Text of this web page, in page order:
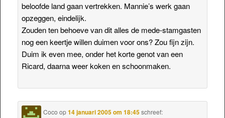
beloofde land gaan vertrekken. Mannie’s werk gaan
opzeggen, eindelijk.
Zouden ten behoeve van dit alles de mede-stamgasten
nog een keertje willen duimen voor ons? Zou fijn zijn.
Duim ik even mee, onder het korte genot van een
Ricard, daarna weer koken en schoonmaken.
Coco op14 januari 2005 om 18:45 schreef: